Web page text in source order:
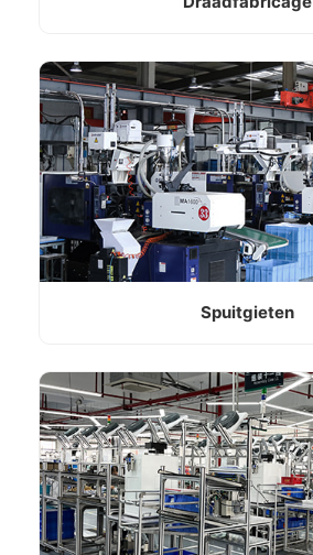
Spuitgieten